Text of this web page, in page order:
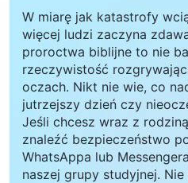
W miarę jak katastrofy
więcej ludzi zaczyna
proroctwa biblijne to nie
rzeczywistość
oczach. Nikt nie wie, co
jutrzejszy dzień czy
Jeśli chcesz wraz z
znaleźć bezpieczeństwo
WhatsAppa lub
naszej grupy studyjnej.